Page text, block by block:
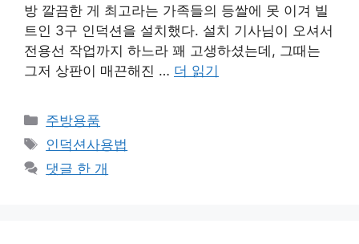
방 깔끔한 게 최고라는 가족들의 등쌀에 못 이겨 빌
트인 3구 인덕션을 설치했다. 설치 기사님이 오셔서
전용선 작업까지 하느라 꽤 고생하셨는데, 그때는
그저 상판이 매끈해진 … 더 읽기
카
테
리
주방용품
태
그
인덕션사용법
댓글 한 개